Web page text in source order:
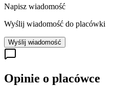
Napisz wiadomość
Wyślij wiadomość do placówki
Wyślij wiadomość
Opinie o placówce